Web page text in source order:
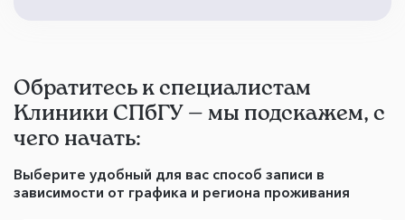
Обратитесь к специалистам
Клиники СПбГУ — мы подскажем, с
чего начать:
Выберите удобный для вас способ записи в
зависимости от графика и региона проживания